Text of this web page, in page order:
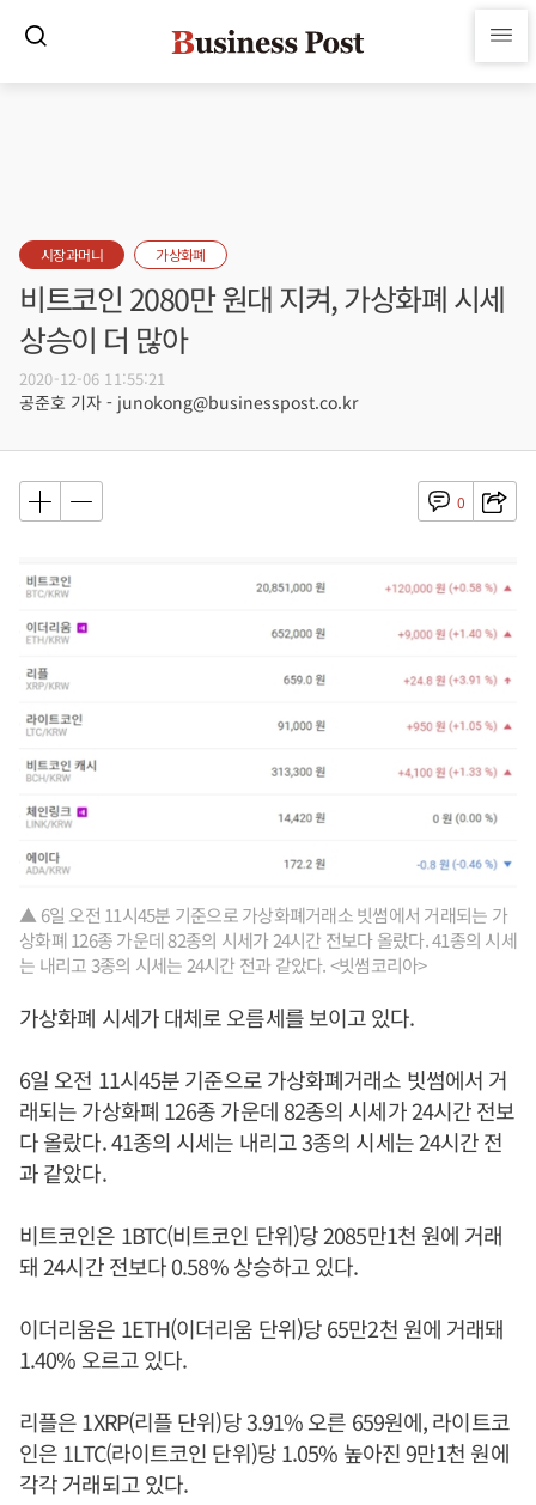
시장과머니 가상화폐
비트코인 2080만 원대 지켜, 가상화폐 시세
상승이 더 많아
2020-12-06 11:55:21
공준호 기자 - junokong@businesspost.co.kr
0
▲ 6일 오전 11시45분 기준으로 가상화폐거래소 빗썸에서 거래되는 가
상화폐 126종 가운데 82종의 시세가 24시간 전보다 올랐다. 41종의 시세
는 내리고 3종의 시세는 24시간 전과 같았다. <빗썸코리아>
가상화폐 시세가 대체로 오름세를 보이고 있다.
6일 오전 11시45분 기준으로 가상화폐거래소 빗썸에서 거
래되는 가상화폐 126종 가운데 82종의 시세가 24시간 전보
다 올랐다. 41종의 시세는 내리고 3종의 시세는 24시간 전
과 같았다.
비트코인은 1BTC(비트코인 단위)당 2085만1천 원에 거래
돼 24시간 전보다 0.58% 상승하고 있다.
이더리움은 1ETH(이더리움 단위)당 65만2천 원에 거래돼
1.40% 오르고 있다.
리플은 1XRP(리플 단위)당 3.91% 오른 659원에, 라이트코
인은 1LTC(라이트코인 단위)당 1.05% 높아진 9만1천 원에
각각 거래되고 있다.